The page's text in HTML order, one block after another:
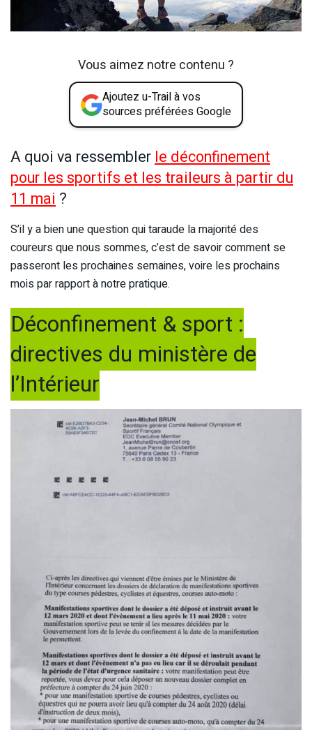
Vous aimez notre contenu ?
Ajoutez u-Trail à vos
sources préférées Google
A quoi va ressembler le déconfinement
pour les sportifs et les traileurs à partir du
11 mai ?
S’il y a bien une question qui taraude la majorité des
coureurs que nous sommes, c’est de savoir comment se
passeront les prochaines semaines, voire les prochains
mois par rapport à notre pratique.
Déconfinement & sport :
directives du ministère de
l’Intérieur